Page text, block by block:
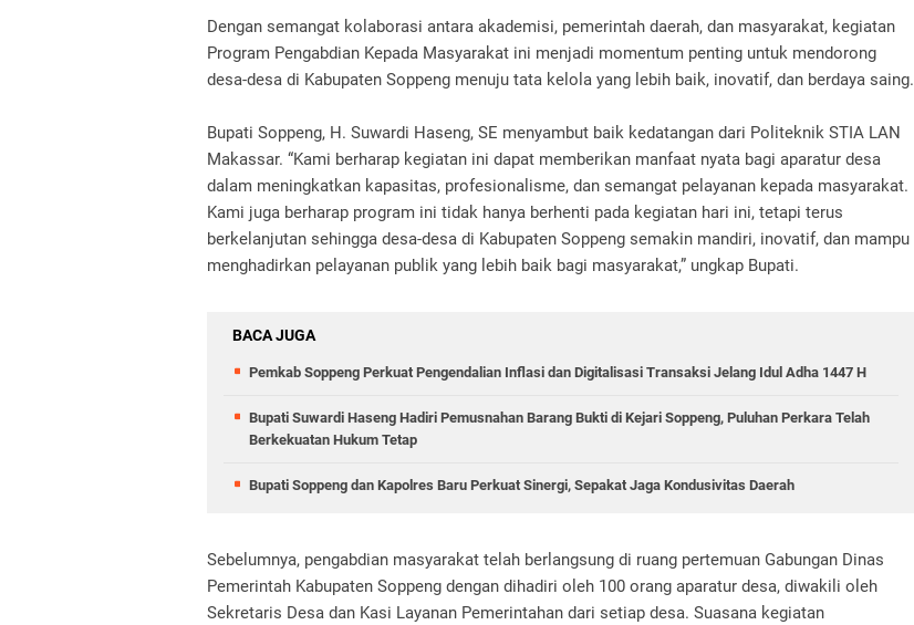
Dengan semangat kolaborasi antara akademisi, pemerintah daerah, dan masyarakat, kegiatan
Program Pengabdian Kepada Masyarakat ini menjadi momentum penting untuk mendorong
desa-desa di Kabupaten Soppeng menuju tata kelola yang lebih baik, inovatif, dan berdaya saing.
Bupati Soppeng, H. Suwardi Haseng, SE menyambut baik kedatangan dari Politeknik STIA LAN
Makassar. “Kami berharap kegiatan ini dapat memberikan manfaat nyata bagi aparatur desa
dalam meningkatkan kapasitas, profesionalisme, dan semangat pelayanan kepada masyarakat.
Kami juga berharap program ini tidak hanya berhenti pada kegiatan hari ini, tetapi terus
berkelanjutan sehingga desa-desa di Kabupaten Soppeng semakin mandiri, inovatif, dan mampu
menghadirkan pelayanan publik yang lebih baik bagi masyarakat,” ungkap Bupati.
BACA JUGA
Pemkab Soppeng Perkuat Pengendalian Inflasi dan Digitalisasi Transaksi Jelang Idul Adha 1447 H
Bupati Suwardi Haseng Hadiri Pemusnahan Barang Bukti di Kejari Soppeng, Puluhan Perkara Telah
Berkekuatan Hukum Tetap
Bupati Soppeng dan Kapolres Baru Perkuat Sinergi, Sepakat Jaga Kondusivitas Daerah
Sebelumnya, pengabdian masyarakat telah berlangsung di ruang pertemuan Gabungan Dinas
Pemerintah Kabupaten Soppeng dengan dihadiri oleh 100 orang aparatur desa, diwakili oleh
Sekretaris Desa dan Kasi Layanan Pemerintahan dari setiap desa. Suasana kegiatan